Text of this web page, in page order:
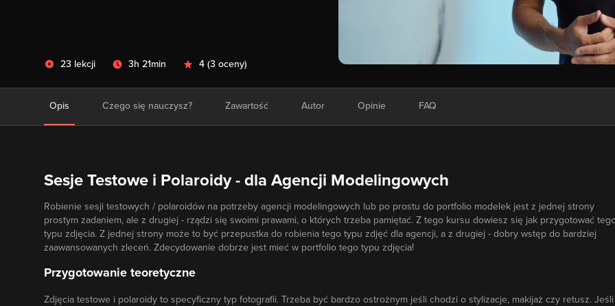
23 lekcji 3h 21min 4 (3 oceny)
Opis Czego się nauczysz? Zawartość Autor Opinie FAQ
Sesje Testowe i Polaroidy - dla Agencji Modelingowych
Robienie sesji testowych / polaroidów na potrzeby agencji modelingowych lub po prostu do portfolio modelek jest z jednej strony
prostym zadaniem, ale z drugiej - rządzi się swoimi prawami, o których trzeba pamiętać. Z tego kursu dowiesz się jak przygotować
typu zdjęcia. Z jednej strony może to być przepustka do robienia tego typu zdjęć dla agencji, a z drugiej - dobry wstęp do bardziej
zaawansowanych zleceń. Zdecydowanie dobrze jest mieć w portfolio tego typu zdjęcia!
Przygotowanie teoretyczne
Zdjęcia testowe i polaroidy to specyficzny typ fotografii. Trzeba być bardzo ostrożnym jeśli chodzi o stylizacje, makijaż czy retusz. Jeśli